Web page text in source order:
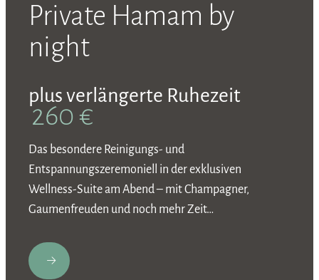
Private Hamam by
night
plus verlängerte Ruhezeit
260 €
Das besondere Reinigungs- und
Entspannungszeremoniell in der exklusiven
Wellness-Suite am Abend – mit Champagner,
Gaumenfreuden und noch mehr Zeit…